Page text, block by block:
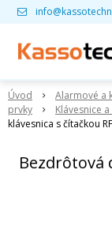
Úvod Alarmové a
prvky
Klávesnice
klávesnica s čítačkou
Bezdrôtová